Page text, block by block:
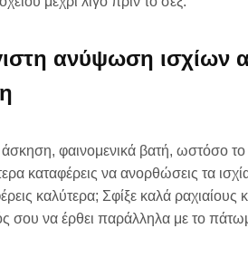
ανύψωση ισχίων
φαινομενικά βατή, ωστόσο
καταφέρεις να ανορθώσεις τα
καλύτερα; Σφίξε καλά ραχιαίους
σου να έρθει παράλληλα με το